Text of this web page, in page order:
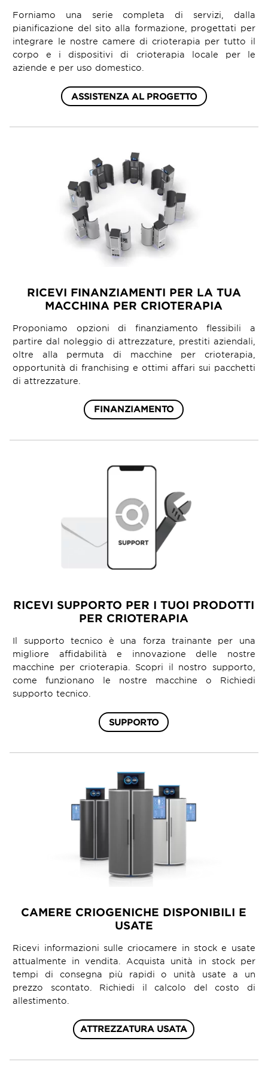
Forniamo una serie completa di servizi, dalla
pianificazione del sito alla formazione, progettati per
integrare le nostre camere di crioterapia per tutto il
corpo e i dispositivi di crioterapia locale per le
aziende e per uso domestico.
ASSISTENZA AL PROGETTO
RICEVI FINANZIAMENTI PER LA TUA
MACCHINA PER CRIOTERAPIA
Proponiamo opzioni di finanziamento flessibili a
partire dal noleggio di attrezzature, prestiti aziendali,
oltre alla permuta di macchine per crioterapia,
opportunità di franchising e ottimi affari sui pacchetti
di attrezzature.
FINANZIAMENTO
RICEVI SUPPORTO PER I TUOI PRODOTTI
PER CRIOTERAPIA
Il supporto tecnico è una forza trainante per una
migliore affidabilità e innovazione delle nostre
macchine per crioterapia. Scopri il nostro supporto,
come funzionano le nostre macchine o Richiedi
supporto tecnico.
SUPPORTO
CAMERE CRIOGENICHE DISPONIBILI E
USATE
Ricevi informazioni sulle criocamere in stock e usate
attualmente in vendita. Acquista unità in stock per
tempi di consegna più rapidi o unità usate a un
prezzo scontato. Richiedi il calcolo del costo di
allestimento.
ATTREZZATURA USATA